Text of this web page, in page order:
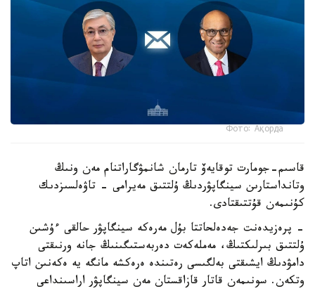
Фото: Ақорда
قاسىم-جومارت توقايەۆ تارمان شانمۋگاراتنام مەن ونىڭ
وتانداستارىن سينگاپۋردىڭ ۇلتتىق مەيرامى - تاۋەلسىزدىك
كۇنىمەن قۇتتىقتادى.
- پرەزيدەنت جەدەلحاتتا بۇل مەرەكە سينگاپۋر حالقى ءۇشىن
ۇلتتىق بىرلىكتىڭ، مەملەكەت دەربەستىگىنىڭ جانە ورنىقتى
دامۋدىڭ ايشىقتى بەلگىسى رەتىندە ەرەكشە مانگە يە ەكەنىن اتاپ
وتكەن. سونىمەن قاتار قازاقستان مەن سينگاپۋر اراسىنداعى